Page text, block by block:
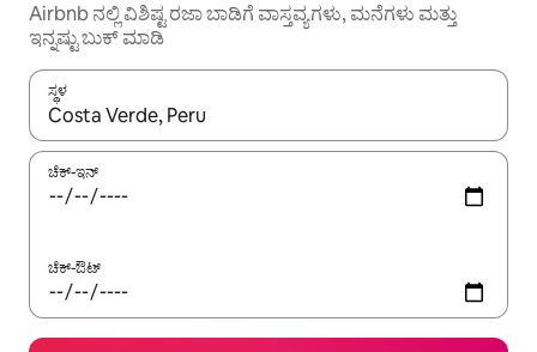
Airbnb ನಲ್ಲಿ ವಿಶಿಷ್ಟ ರಜಾ ಬಾಡಿಗೆ ವಾಸ್ತವ್ಯಗಳು, ಮನೆಗಳು ಮತ್ತು
ಇನ್ನಷ್ಟು ಬುಕ್ ಮಾಡಿ
ಸ್ಥಳ
ಫಲಿತಾಂಶಗಳು ಲಭ್ಯವಿರುವಾಗ, ಅಪ್ ಮತ್ತು ಡೌನ್ ಬಾಣದ ಕೀಲಿಗಳೊಂದಿಗೆ
ಚೆಕ್-ಇನ್
ಚೆಕ್-ಔಟ್